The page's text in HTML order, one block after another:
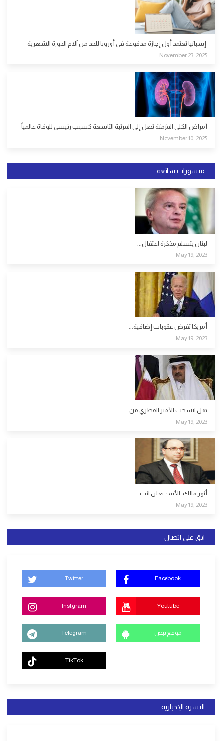
إسبانيا تعتمد أول إجازة مدفوعة في أوروبا للحد من آلام الدورة الشهرية
November 23, 2025
أمراض الكلى المزمنة تصل إلى المرتبة التاسعة كسبب رئيسي للوفاة عالمياً
November 10, 2025
منشورات شائعة
لبنان يتسلم مذكرة اعتقال...
May 19, 2023
أمريكا تفرض عقوبات إضافية...
May 19, 2023
هل انسحب الأمير القطري من...
May 19, 2023
أنور مالك: الأسد يعلن انت...
May 19, 2023
ابق على اتصال
Twitter Facebook
Instgram Youtube
Telegram موقع نبض
TikTok
النشرة الإخبارية